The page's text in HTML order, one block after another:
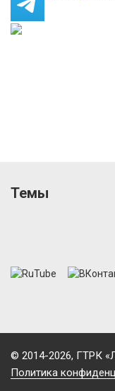
Темы
© 2014-2026, ГТРК
Политика